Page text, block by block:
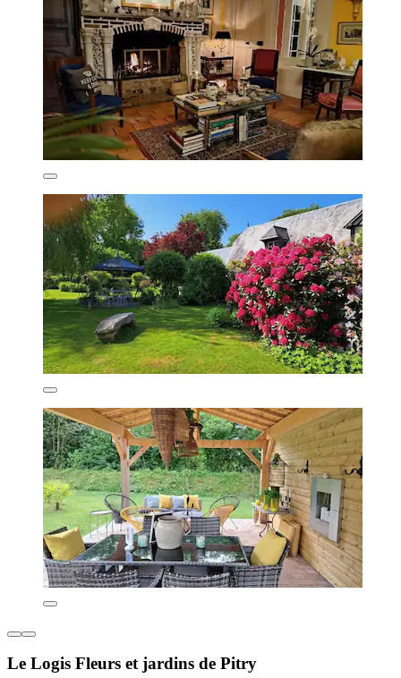
Le Logis Fleurs et jardins de Pitry